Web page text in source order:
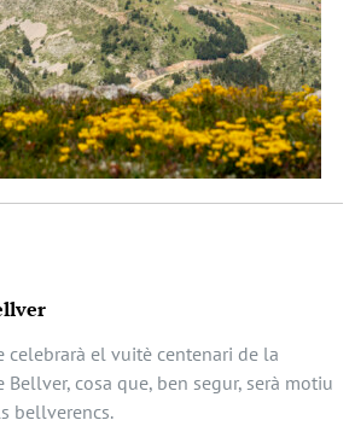
celebrarà el vuitè centenari de la
cosa que, ben segur, serà motiu
bellverencs.